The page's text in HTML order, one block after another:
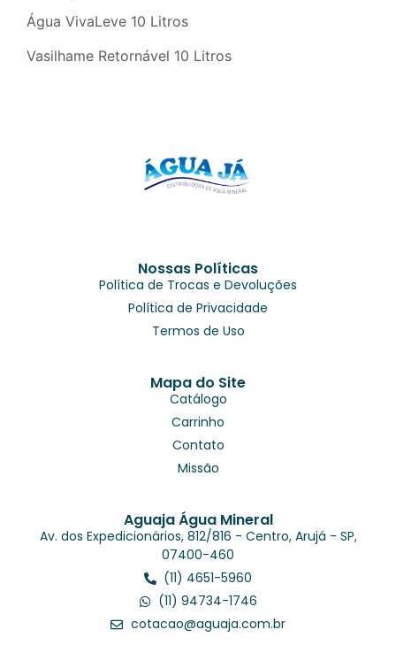
Água VivaLeve 10 Litros
Vasilhame Retornável 10 Litros
Nossas Políticas
Política de Trocas e Devoluções
Política de Privacidade
Termos de Uso
Mapa do Site
Catálogo
Carrinho
Contato
Missão
Aguaja Água Mineral
Av. dos Expedicionários, 812/816 - Centro, Arujá - SP,
07400-460
(11) 4651-5960
(11) 94734-1746
cotacao@aguaja.com.br